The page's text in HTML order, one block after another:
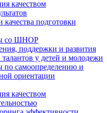
качеством
подготовки
со ШНОР
поддержки и развития
талантов у детей и молодежи
по самоопределению и
ориентации
качеством